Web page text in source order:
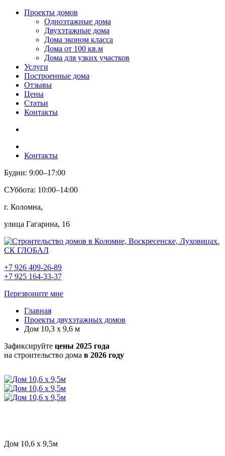
Проекты домов
Одноэтажные дома
Двухэтажные дома
Дома эконом класса
Дома от 100 кв.м
Дома для узких участков
Услуги
Построенные дома
Отзывы
Цены
Статьи
Контакты
Контакты
Будни: 9:00–17:00
СУббота: 10:00–14:00
г. Коломна,
улица Гагарина, 16
+7 926 409-26-89
+7 925 164-33-37
Перезвоните мне
Главная
Проекты двухэтажных домов
Дом 10,3 х 9,6 м
Зафиксируйте цены 2025 года
на строительство дома в 2026 году
Дом 10,6 х 9,5м